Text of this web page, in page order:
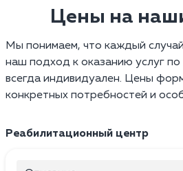
Цены на
Мы понимаем, что каждый
наш подход к оказанию услуг
всегда индивидуален. Цены
конкретных потребностей и
Реабилитационный центр